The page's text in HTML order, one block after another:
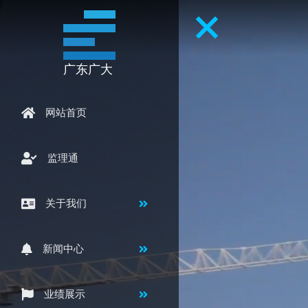
广东广大
网站首页
监理通
关于我们
新闻中心
业绩展示